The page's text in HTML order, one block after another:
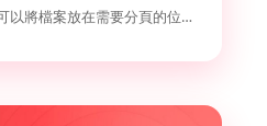
在WPS文字中另起一頁，可以將檔案放在需要分頁的位置，然後點...